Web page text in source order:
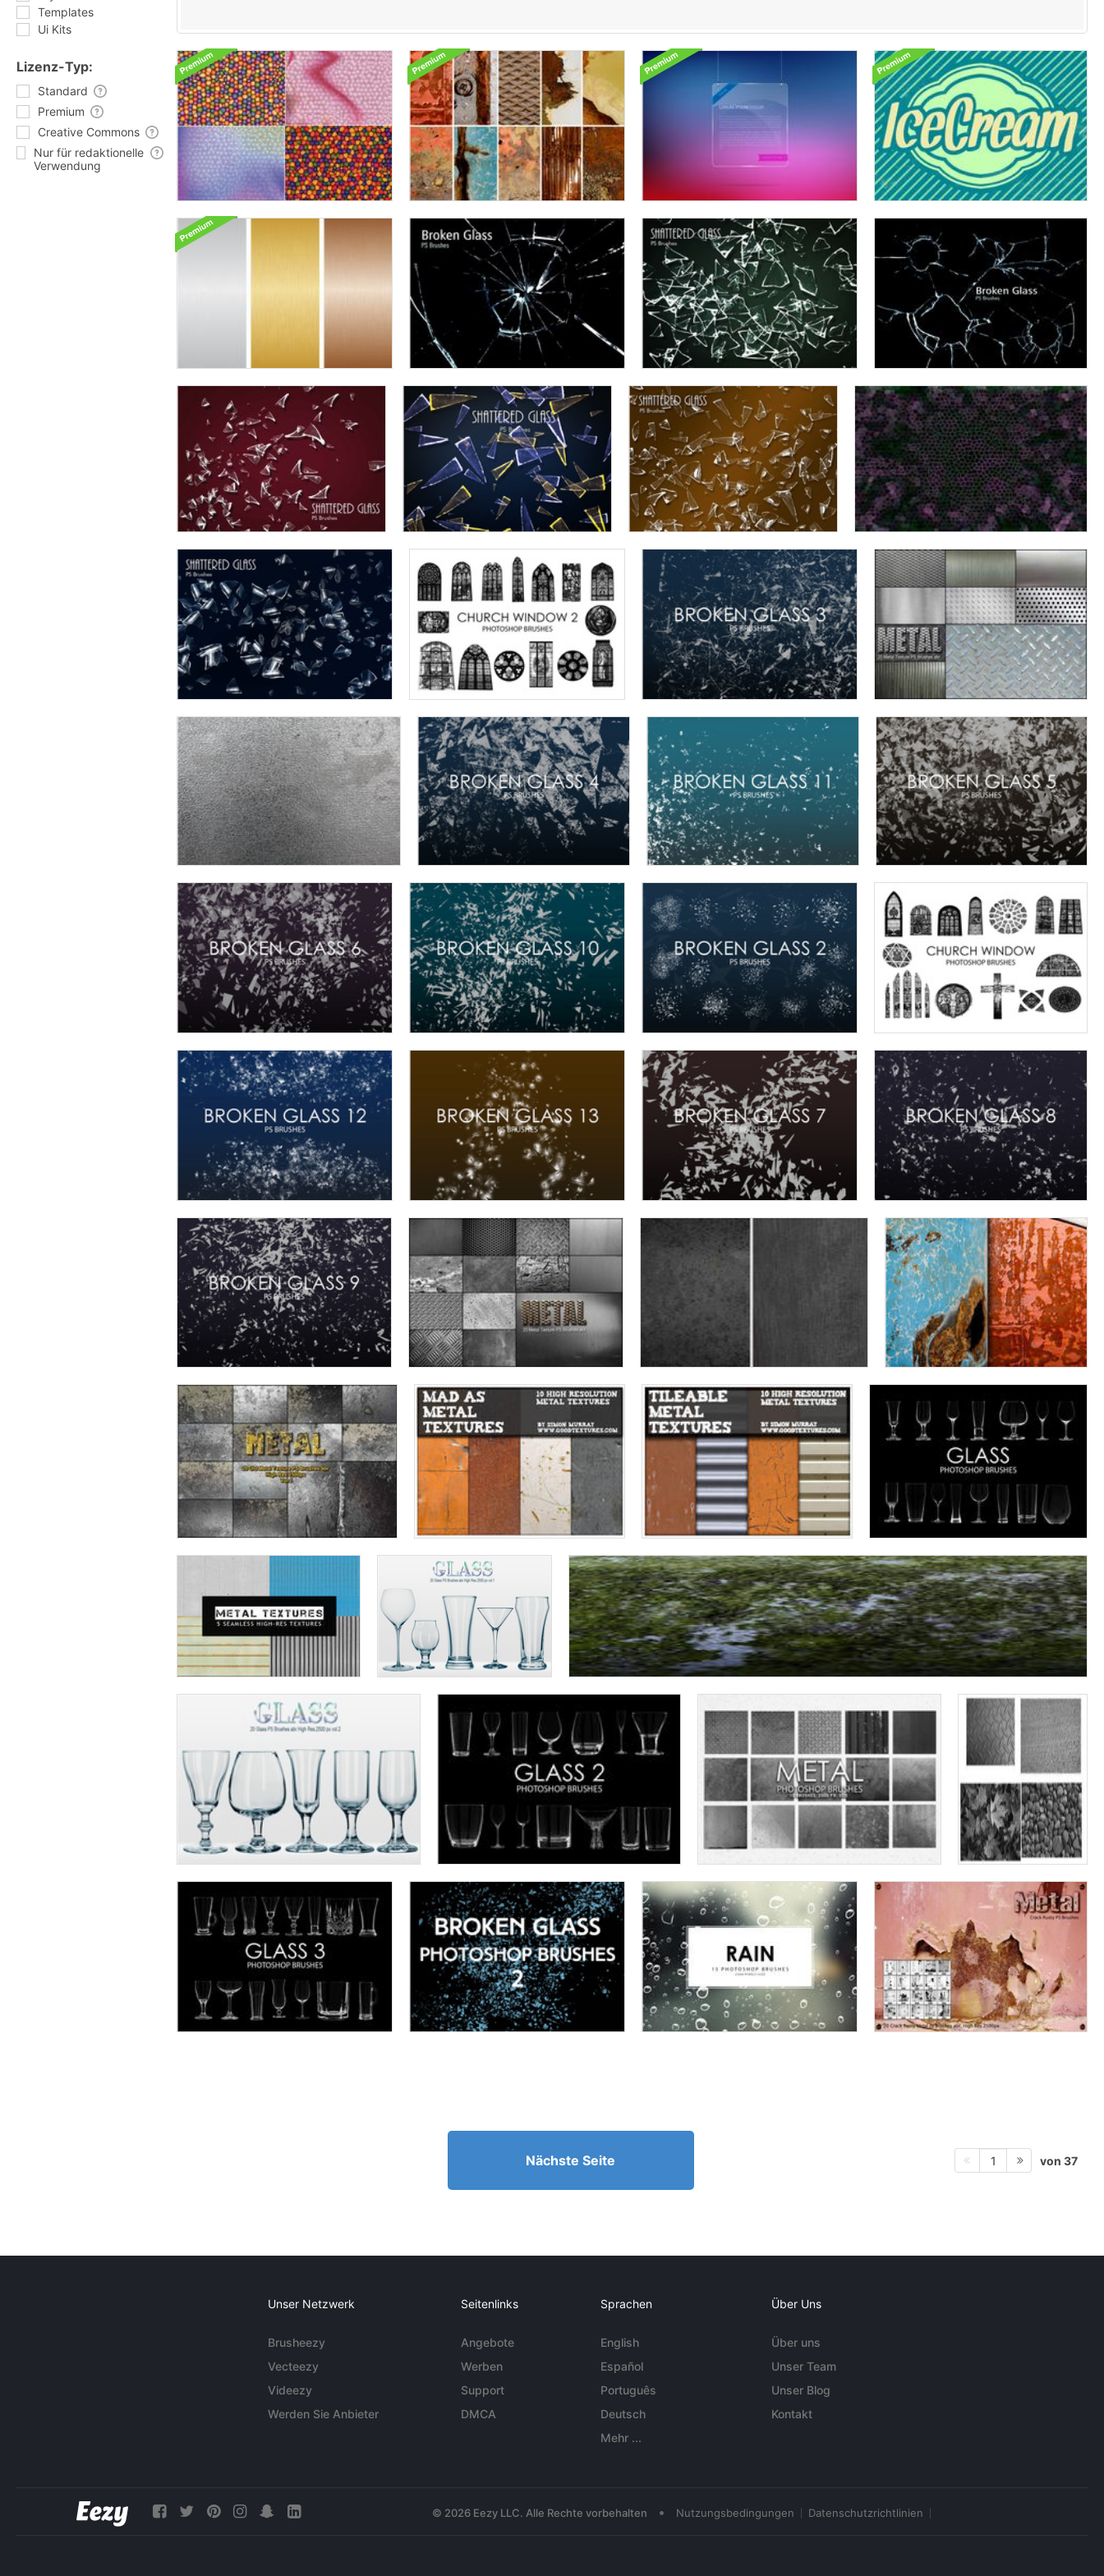
Templates
Ui Kits
Lizenz-Typ:
Standard
Premium
Creative Commons
Nur für redaktionelle
Verwendung
Nächste Seite 1 von 37
Unser Netzwerk
Brusheezy
Vecteezy
Videezy
Werden Sie Anbieter
Seitenlinks
Angebote
Werben
Support
DMCA
Sprachen
English
Español
Português
Deutsch
Mehr ...
Über Uns
Über uns
Unser Team
Unser Blog
Kontakt
© 2026 Eezy LLC. Alle Rechte vorbehalten • Nutzungsbedingungen Datenschutzrichtlinien